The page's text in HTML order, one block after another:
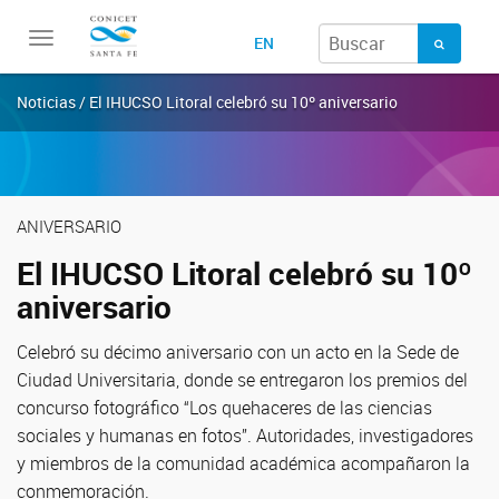
Toggle
EN
Noticias / El IHUCSO Litoral celebró su 10º aniversario
ANIVERSARIO
El IHUCSO Litoral celebró su 10º
aniversario
Celebró su décimo aniversario con un acto en la Sede de
Ciudad Universitaria, donde se entregaron los premios del
concurso fotográfico “Los quehaceres de las ciencias
sociales y humanas en fotos”. Autoridades, investigadores
y miembros de la comunidad académica acompañaron la
conmemoración.